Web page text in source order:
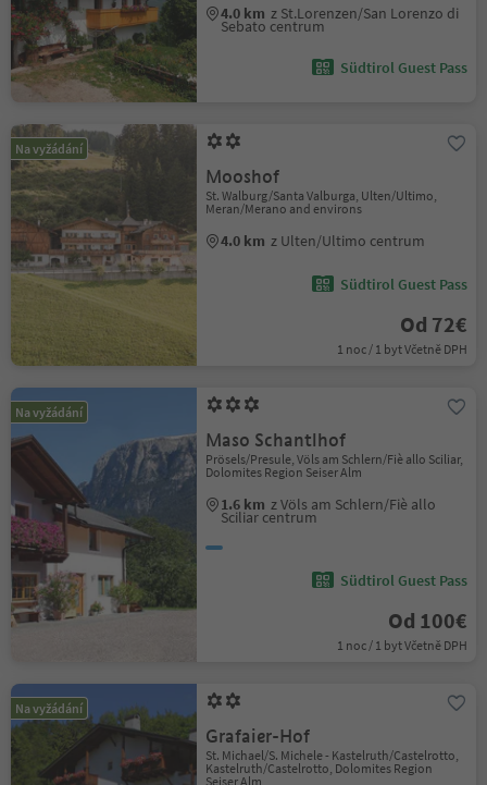
4.0 km z St.Lorenzen/San Lorenzo di
Sebato centrum
Südtirol Guest Pass
Na vyžádání
Mooshof
St. Walburg/Santa Valburga, Ulten/Ultimo,
Meran/Merano and environs
4.0 km z Ulten/Ultimo centrum
Südtirol Guest Pass
Od 72€
1 noc / 1 byt Včetně DPH
Na vyžádání
Maso Schantlhof
Prösels/Presule, Völs am Schlern/Fiè allo Sciliar,
Dolomites Region Seiser Alm
1.6 km z Völs am Schlern/Fiè allo
Sciliar centrum
Südtirol Guest Pass
Od 100€
1 noc / 1 byt Včetně DPH
Na vyžádání
Grafaier-Hof
St. Michael/S. Michele - Kastelruth/Castelrotto,
Kastelruth/Castelrotto, Dolomites Region
Seiser Alm